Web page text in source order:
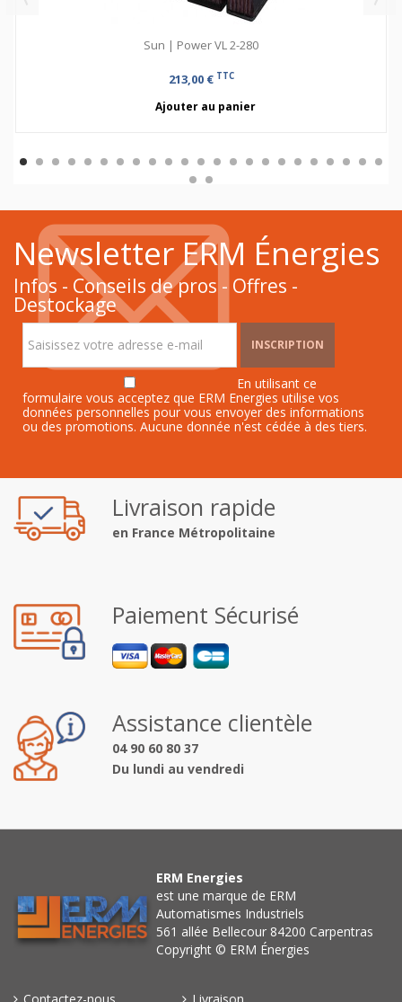
Sun | Power VL 2-280
213,00 € TTC
Ajouter au panier
Newsletter ERM Énergies
Infos - Conseils de pros - Offres -
Destockage
INSCRIPTION
En utilisant ce
formulaire vous acceptez que ERM Energies utilise vos
données personnelles pour vous envoyer des informations
ou des promotions. Aucune donnée n'est cédée à des tiers.
Livraison rapide
en France Métropolitaine
Paiement Sécurisé
Assistance clientèle
04 90 60 80 37
Du lundi au vendredi
ERM Energies
est une marque de ERM
Automatismes Industriels
561 allée Bellecour 84200 Carpentras
Copyright © ERM Énergies